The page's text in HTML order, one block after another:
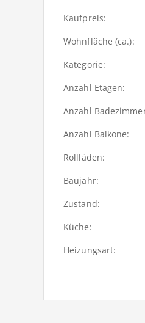
Kaufpreis:
Wohnfläche (ca.):
Kategorie:
Anzahl Etagen:
Anzahl
Anzahl Balkone:
Rollläden:
Baujahr:
Zustand:
Küche:
Heizungsart: